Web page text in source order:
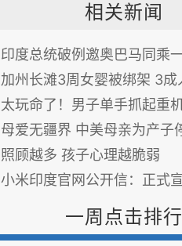
相关新闻
印度总统破例邀奥巴马同乘一车去
加州长滩3周女婴被绑架 3成人遭
太玩命了！男子单手抓起重机 高
母爱无疆界 中美母亲为产子停止癌
照顾越多 孩子心理越脆弱
小米印度官网公开信：正式
一周点击排行